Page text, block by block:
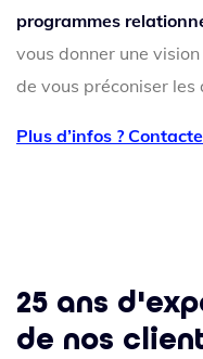
programmes
vous donner une
de vous préconiser les
Plus d’infos ?
25 ans
de nos